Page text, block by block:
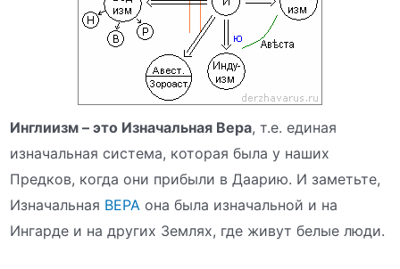
Инглиизм – это Изначальная Вера, т.е. единая
изначальная система, которая была у наших
Предков, когда они прибыли в Даарию. И заметьте,
Изначальная ВЕРА она была изначальной и на
Ингарде и на других Землях, где живут белые люди.